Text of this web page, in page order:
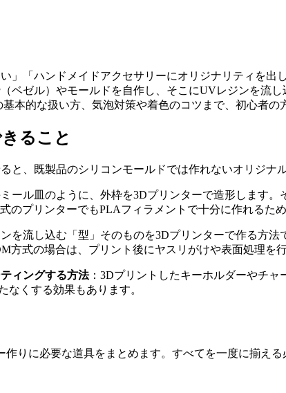
い」「ハンドメイドアクセサリーにオリジナリティを
ベゼル）やモールドを自作し、そこにUVレジンを流
本的な扱い方、気泡対策や着色のコツまで、初心者の
ること
と、既製品のシリコンモールドでは作れないオリジナ
ール皿のように、外枠を3Dプリンターで造形します
のプリンターでもPLAフィラメントで十分に作れるた
を流し込む「型」そのものを3Dプリンターで作る方
方式の場合は、プリント後にヤスリがけや表面処理を
ィングする方法：3Dプリントしたキーホルダーやチ
なくする効果もあります。
りに必要な道具をまとめます。すべてを一度に揃え